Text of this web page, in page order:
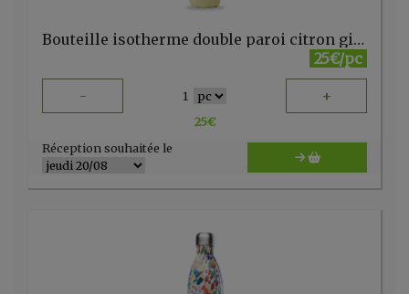
Bouteille isotherme double paroi citron givré 500ml Qwetch
25€/pc
- 1 +
25€
Réception souhaitée le